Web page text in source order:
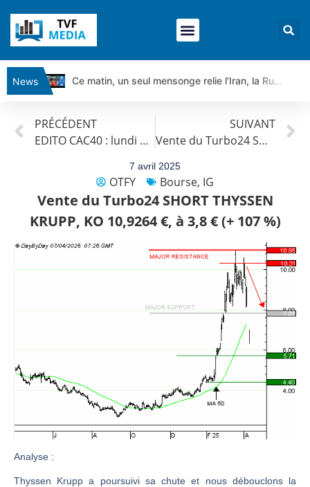
News
Ce matin, un seul mensonge relie l’Iran, la Russie et Trump | par Louis Antoine Michelet
Ce que Trump, Téhéran et Pékin ne veulent pas que vous voyiez ensemble | par Louis-Antoine Michelet
Jean Marie Seronie :Loi agricole : vraie réforme ou simple réponse à la colère ?| Interview Éco
DAX40 : Poursuite de la croissance ? | Erick Sebban – Chrono DAX
CAPGEMINI : Un signal haussier avant les résultats ? | Daniel Cohen de Lara – Market Movers
TELEPERFORMANCE : Faut-il acheter avant les résultats ? | Daniel Cohen de Lara – Market Movers
Christian Parisot : Les marchés à l’épreuve des signaux | Interview Économique
PRÉCÉDENT
EDITO CAC40 : lundi noir
SUIVANT
Vente du Turbo24 SHORT THYSSEN KRUPP, KO 10,9264 €, à 3,8 € (+ 107 %)
7 avril 2025
OTFY Bourse, IG
Vente du Turbo24 SHORT THYSSEN
KRUPP, KO 10,9264 €, à 3,8 € (+ 107 %)
Analyse :
Thyssen Krupp a poursuivi sa chute et nous débouclons la